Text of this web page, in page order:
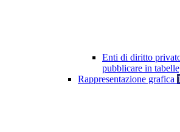
Enti di diritto
pubblicare in
Rappresentazione grafica 1